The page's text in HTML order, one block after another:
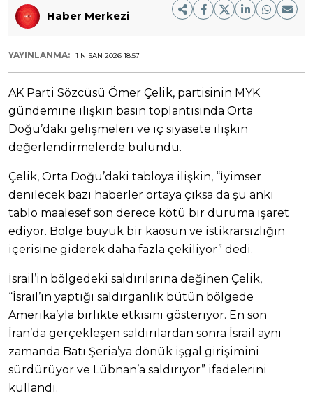
Haber Merkezi
YAYINLANMA: 1 NISAN 2026 18:57
AK Parti Sözcüsü Ömer Çelik, partisinin MYK
gündemine ilişkin basın toplantısında Orta
Doğu’daki gelişmeleri ve iç siyasete ilişkin
değerlendirmelerde bulundu.
Çelik, Orta Doğu’daki tabloya ilişkin, “İyimser
denilecek bazı haberler ortaya çıksa da şu anki
tablo maalesef son derece kötü bir duruma işaret
ediyor. Bölge büyük bir kaosun ve istikrarsızlığın
içerisine giderek daha fazla çekiliyor” dedi.
İsrail’in bölgedeki saldırılarına değinen Çelik,
“İsrail’in yaptığı saldırganlık bütün bölgede
Amerika’yla birlikte etkisini gösteriyor. En son
İran’da gerçekleşen saldırılardan sonra İsrail aynı
zamanda Batı Şeria’ya dönük işgal girişimini
sürdürüyor ve Lübnan’a saldırıyor” ifadelerini
kullandı.